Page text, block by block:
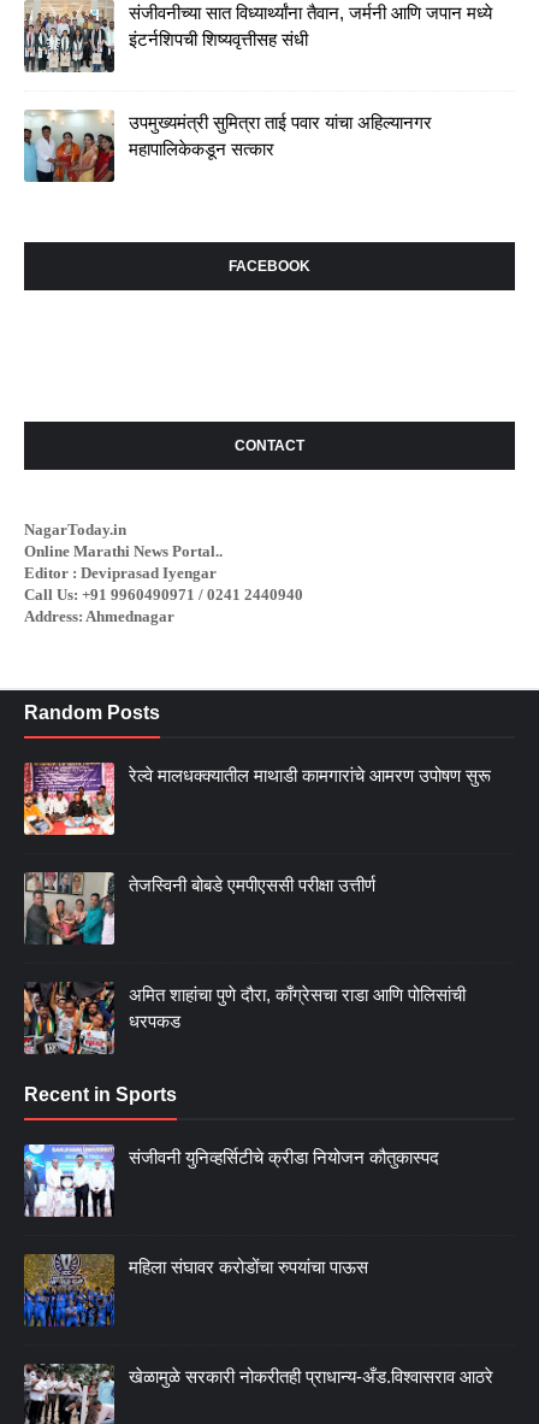
संजीवनीच्या सात विध्यार्थ्यांना तैवान, जर्मनी आणि जपान मध्ये
इंटर्नशिपची शिष्यवृत्तीसह संधी
उपमुख्यमंत्री सुमित्रा ताई पवार यांचा अहिल्यानगर
महापालिकेकडून सत्कार
FACEBOOK
CONTACT
NagarToday.in
Online Marathi News Portal..
Editor : Deviprasad Iyengar
Call Us: +91 9960490971 / 0241 2440940
Address: Ahmednagar
Random Posts
रेल्वे मालधक्क्यातील माथाडी कामगारांचे आमरण उपोषण सुरू
तेजस्विनी बोबडे एमपीएससी परीक्षा उत्तीर्ण
अमित शाहांचा पुणे दौरा, काँग्रेसचा राडा आणि पोलिसांची
धरपकड
Recent in Sports
संजीवनी युनिव्हर्सिटीचे क्रीडा नियोजन कौतुकास्पद
महिला संघावर करोडोंचा रुपयांचा पाऊस
खेळामुळे सरकारी नोकरीतही प्राधान्य-अँड.विश्वासराव आठरे